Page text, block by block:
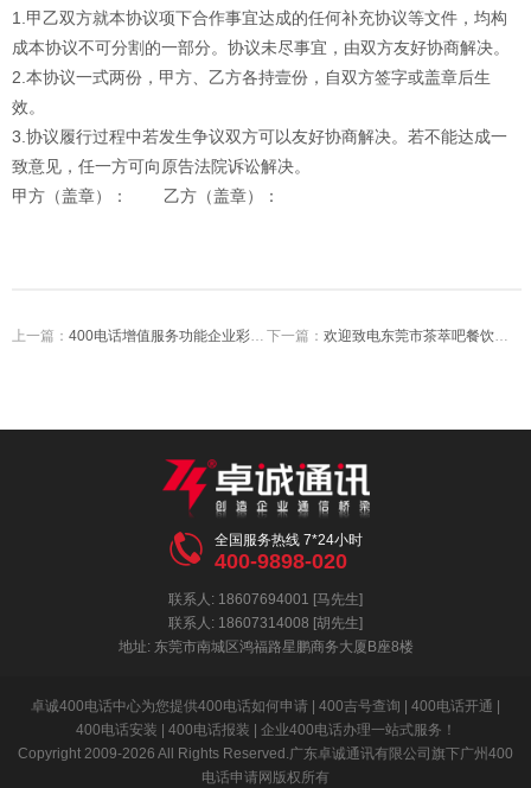
1.甲乙双方就本协议项下合作事宜达成的任何补充协议等文件，均构
成本协议不可分割的一部分。协议未尽事宜，由双方友好协商解决。
2.本协议一式两份，甲方、乙方各持壹份，自双方签字或盖章后生
效。
3.协议履行过程中若发生争议双方可以友好协商解决。若不能达成一
致意见，任一方可向原告法院诉讼解决。
甲方（盖章）：
乙方（盖章）：
上一篇： 400电话增值服务功能企业彩铃分类让客户选择需要进行开通既方便又省钱 下一篇：欢迎致电东莞市茶萃吧餐饮管理有限公司加盟服务热线录制成功
 全国服务热线 7*24小时
400-9898-020
联系人: 18607694001 [马先生]
联系人: 18607314008 [胡先生]
地址: 东莞市南城区鸿福路星鹏商务大厦B座8楼
卓诚400电话中心为您提供400电话如何申请 | 400吉号查询 | 400电话开通 |
400电话安装 | 400电话报装 | 企业400电话办理一站式服务！
Copyright 2009-2026 All Rights Reserved.广东卓诚通讯有限公司旗下广州400
电话申请网版权所有